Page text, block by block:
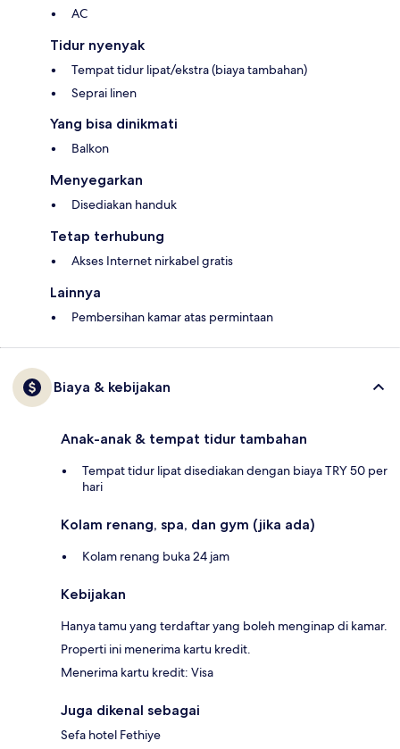
AC
Tidur nyenyak
Tempat tidur lipat/ekstra (biaya tambahan)
Seprai linen
Yang bisa dinikmati
Balkon
Menyegarkan
Disediakan handuk
Tetap terhubung
Akses Internet nirkabel gratis
Lainnya
Pembersihan kamar atas permintaan
Biaya & kebijakan
Anak-anak & tempat tidur tambahan
Tempat tidur lipat disediakan dengan biaya TRY 50 per
hari
Kolam renang, spa, dan gym (jika ada)
Kolam renang buka 24 jam
Kebijakan
Hanya tamu yang terdaftar yang boleh menginap di kamar.
Properti ini menerima kartu kredit.
Menerima kartu kredit: Visa
Juga dikenal sebagai
Sefa hotel Fethiye